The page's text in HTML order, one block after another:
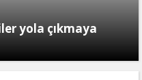
yola çıkmaya